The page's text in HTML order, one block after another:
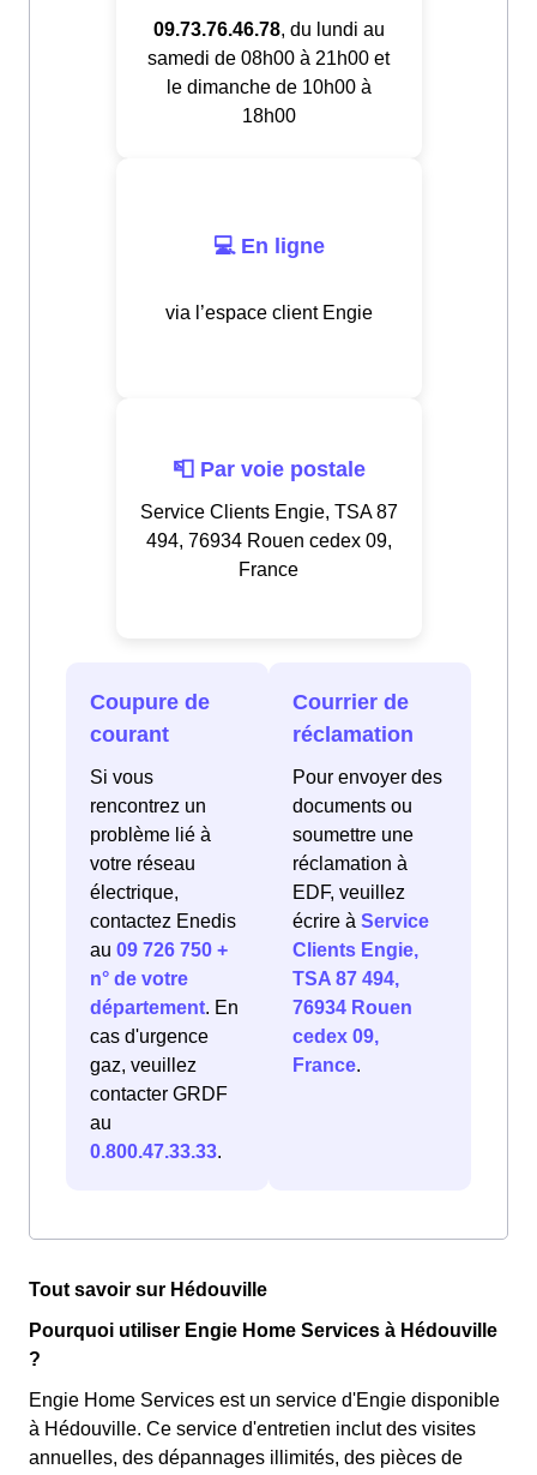
09.73.76.46.78, du lundi au
samedi de 08h00 à 21h00 et
le dimanche de 10h00 à
18h00
💻 En ligne
via l’espace client Engie
📮 Par voie postale
Service Clients Engie, TSA 87
494, 76934 Rouen cedex 09,
France
Coupure de
courant
Si vous
rencontrez un
problème lié à
votre réseau
électrique,
contactez Enedis
au 09 726 750 +
n° de votre
département. En
cas d'urgence
gaz, veuillez
contacter GRDF
au
0.800.47.33.33.
Courrier de
réclamation
Pour envoyer des
documents ou
soumettre une
réclamation à
EDF, veuillez
écrire à Service
Clients Engie,
TSA 87 494,
76934 Rouen
cedex 09,
France.
Tout savoir sur Hédouville
Pourquoi utiliser Engie Home Services à Hédouville
?
Engie Home Services est un service d'Engie disponible
à Hédouville. Ce service d'entretien inclut des visites
annuelles, des dépannages illimités, des pièces de